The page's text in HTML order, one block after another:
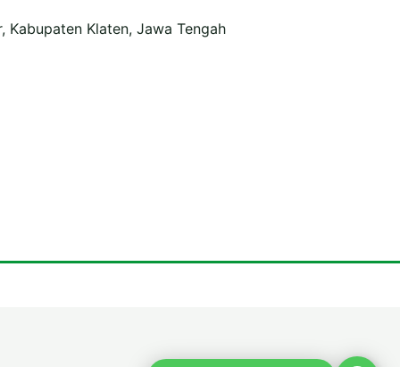
Kabupaten Klaten, Jawa Tengah